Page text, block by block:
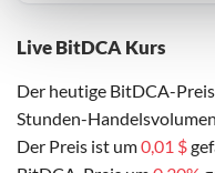
Live BitDCA Kurs
Der heutige BitDCA-
Stunden-
Der Preis ist um0,01 $